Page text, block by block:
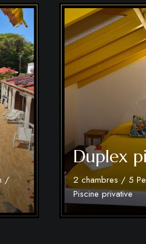
/
Duplex
2 chambres / 5
Piscine privative
Découvrir plus